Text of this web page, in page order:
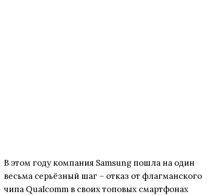
В этом году компания Samsung пошла на один
весьма серьёзный шаг – отказ от флагманского
чипа Qualcomm в своих топовых смартфонах